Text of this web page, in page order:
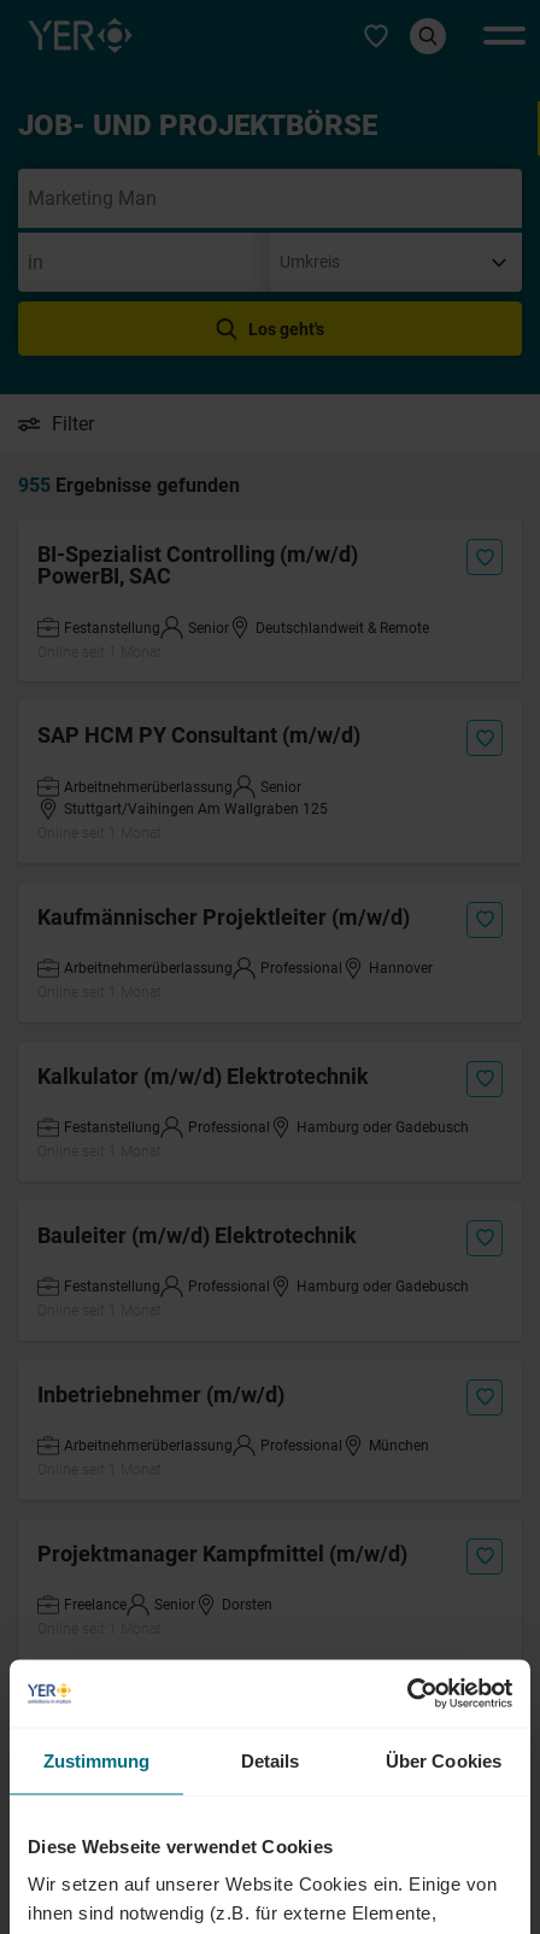
Zustimmung Details Über Cookies
Diese Webseite verwendet Cookies
Wir setzen auf unserer Website Cookies ein. Einige von
ihnen sind notwendig (z.B. für externe Elemente,
Typ auswählen
JOB- UND PROJEKTBÖRSE
Los geht's
Filter
955 Ergebnisse gefunden
BI-Spezialist Controlling (m/w/d)
PowerBI, SAC
Festanstellung Senior
Deutschlandweit & Remote
SAP HCM PY Consultant (m/w/d)
Arbeitnehmerüberlassung
Senior
Stuttgart/Vaihingen Am Wallgraben 125
Kaufmännischer Projektleiter (m/w/d)
Arbeitnehmerüberlassung Professional
Hannover
Kalkulator (m/w/d) Elektrotechnik
Festanstellung Professional
Hamburg oder Gadebusch
Bauleiter (m/w/d) Elektrotechnik
Festanstellung Professional
Hamburg oder Gadebusch
Inbetriebnehmer (m/w/d)
Arbeitnehmerüberlassung Professional
München
Projektmanager Kampfmittel (m/w/d)
Freelance Senior
Dorsten
Bauleiter/Projektleiter Bau (m/w/d)
Festanstellung Professional
Hamburg
AI Support Engineer (m/w/d)
Arbeitnehmerüberlassung Professional
München